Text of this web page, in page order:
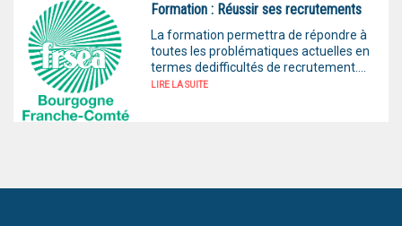
Formation : Réussir ses recrutements
La formation permettra de répondre à
toutes les problématiques actuelles en
termes dedifficultés de recrutement....
LIRE LA SUITE